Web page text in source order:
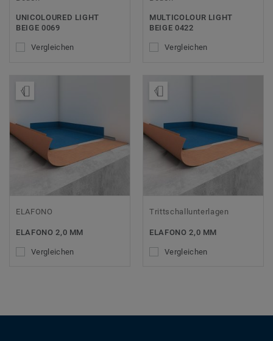
UNICOLOURED LIGHT
BEIGE 0069
Vergleichen
MULTICOLOUR LIGHT
BEIGE 0422
Vergleichen
ELAFONO
ELAFONO 2,0 MM
Vergleichen
Trittschallunterlagen
ELAFONO 2,0 MM
Vergleichen